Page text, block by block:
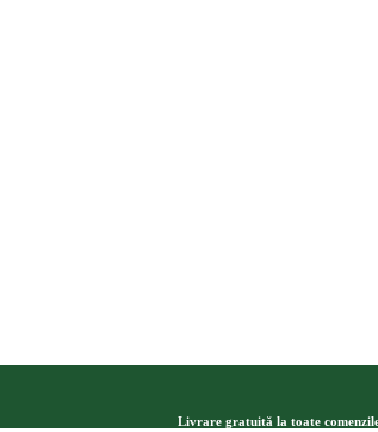
Livrare gratuită la toate